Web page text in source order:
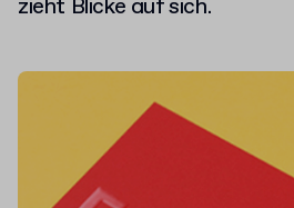
zieht Blicke auf sich.